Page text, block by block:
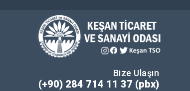
Bize Ulaşın
(+90) 284 714 11 37 (pbx)